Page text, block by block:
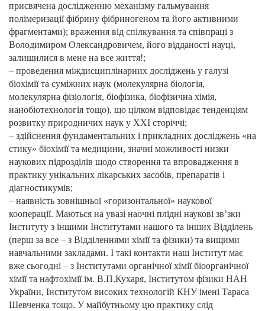
присвячена дослідженню механізму гальмування
полімеризації фібрину фібриногеном та його активними
фрагментами); враження від спілкування та співпраці з
Володимиром Олександровичем, його відданості науці,
залишилися в мене на все життя!;
– проведення міждисциплінарних досліджень у галузі
біохімії та суміжних наук (молекулярна біологія,
молекулярна фізіологія, біофізика, біофізична хімія,
нанобіотехнологія тощо), що цілком відповідає тенденціям
розвитку природничих наук у XXI сторіччі;
– здійснення фундаментальних і прикладних досліджень «на
стику» біохімії та медицини, значні можливості низки
наукових підрозділів щодо створення та впровадження в
практику унікальних лікарських засобів, препаратів і
діагностикумів;
– наявність зовнішньої «горизонтальної» наукової
кооперації. Маються на увазі наочні плідні наукові зв’зки
Інституту з іншими Інститутами нашого та інших Відділень
(перш за все – з Відділеннями хімії та фізики) та вищими
навчальними закладами. І такі контакти наш Інститут має
вже сьогодні – з Інститутами органічної хімії біоорганічної
хімії та нафтохімії ім. В.П.Кухаря, Інститутом фізики НАН
України, Інститутом високих технологій КНУ імені Тараса
Шевченка тощо. У майбутньому цю практику слід